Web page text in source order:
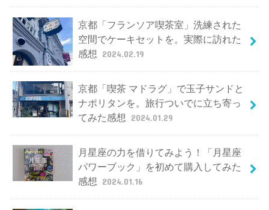
京都「フランソア喫茶室」洗練された
空間でケーキセットを。実際に訪れた
感想 2024.02.19
京都「喫茶 マドラグ」で玉子サンドと
ナポリタンを。旅行ついでに立ち寄っ
てみた感想 2024.01.29
月星座の力を借りてみよう！「月星座
パワーブック」を初めて購入してみた
感想 2024.01.16